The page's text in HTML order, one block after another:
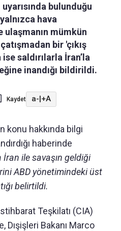
bulunduğu
hava
ulaşmanın mümkün
bir 'çıkış
ise saldırılarla İran’la
inandığı bildirildi.
Kaydet a-|+A
konu hakkında bilgi
haberinde
ile savaşın geldiği
ABD yönetimindeki üst
belirtildi.
Teşkilatı (CIA)
Bakanı Marco